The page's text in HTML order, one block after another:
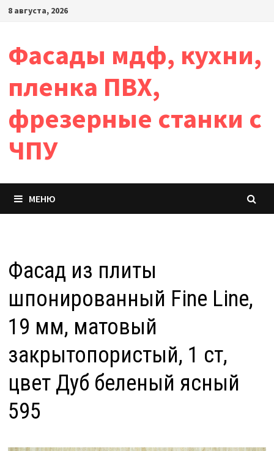
Перейти
8 августа, 2026
Фасады мдф, кухни,
пленка ПВХ,
фрезерные станки с
ЧПУ
МЕНЮ
Фасад из плиты
шпонированный Fine Line,
19 мм, матовый
закрытопористый, 1 ст,
цвет Дуб беленый ясный
595